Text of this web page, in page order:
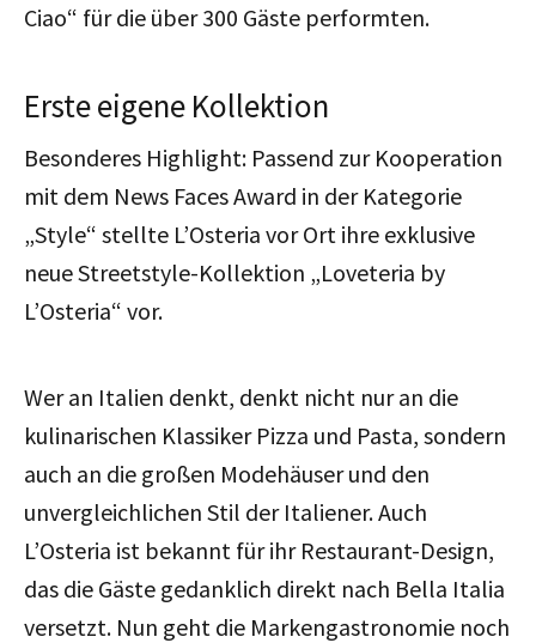
Ciao“ für die über 300 Gäste performten.
Erste eigene Kollektion
Besonderes Highlight: Passend zur Kooperation
mit dem News Faces Award in der Kategorie
„Style“ stellte L’Osteria vor Ort ihre exklusive
neue Streetstyle-Kollektion „Loveteria by
L’Osteria“ vor.
Wer an Italien denkt, denkt nicht nur an die
kulinarischen Klassiker Pizza und Pasta, sondern
auch an die großen Modehäuser und den
unvergleichlichen Stil der Italiener. Auch
L’Osteria ist bekannt für ihr Restaurant-Design,
das die Gäste gedanklich direkt nach Bella Italia
versetzt. Nun geht die Markengastronomie noch